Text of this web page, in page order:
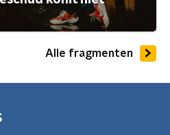
Alle fragmenten